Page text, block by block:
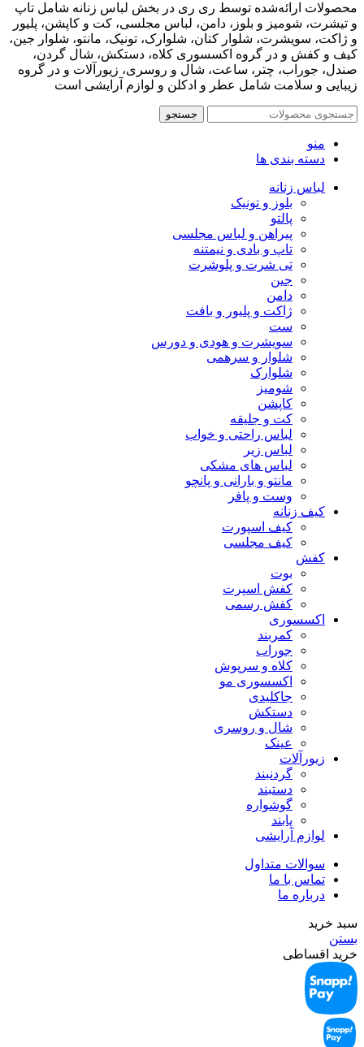
محصولات ارائه‌شده توسط ری ری در بخش لباس زنانه شامل تاپ
و تیشرت، شومیز و بلوز، دامن، لباس مجلسی، کت و کاپشن، پلیور
و ژاکت، سویشرت، شلوار کتان، شلوارک، تونیک، مانتو، شلوار جین،
کیف و کفش و در گروه اکسسوری کلاه، دستکش، شال گردن،
صندل، جوراب، چتر، ساعت، شال و روسری، زیورآلات و در گروه
زیبایی و سلامت شامل عطر و ادکلن و لوازم آرایشی است
جستجو
منو
دسته بندی ها
لباس زنانه
بلوز و تونیک
پالتو
پیراهن و لباس مجلسی
تاپ و بادی و نیمتنه
تی شرت و پلوشرت
جین
دامن
ژاکت و پلیور و بافت
ست
سویشرت و هودی و دورس
شلوار و سرهمی
شلوارک
شومیز
کاپشن
کت و جلیقه
لباس راحتی و خواب
لباس زیر
لباس های مشکی
مانتو و بارانی و پانچو
وست و پافر
کیف زنانه
کیف اسپورت
کیف مجلسی
کفش
بوت
کفش اسپرت
کفش رسمی
اکسسوری
کمربند
جوراب
کلاه و سرپوش
اکسسوری مو
جاکلیدی
دستکش
شال و روسری
عینک
زیورآلات
گردنبند
دستبند
گوشواره
پابند
لوازم آرایشی
سوالات متداول
تماس با ما
درباره ما
سبد خرید
بستن
خرید اقساطی